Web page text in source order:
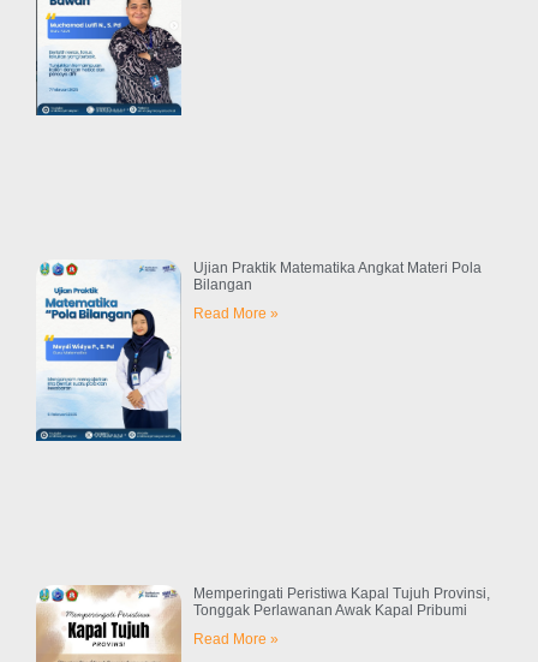
Ujian Praktik Matematika Angkat Materi Pola
Bilangan
Read More »
Memperingati Peristiwa Kapal Tujuh Provinsi,
Tonggak Perlawanan Awak Kapal Pribumi
Read More »